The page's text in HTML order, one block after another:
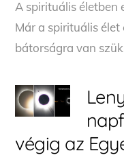
A spirituális életben
Már a spirituális
bátorságra van
végig az